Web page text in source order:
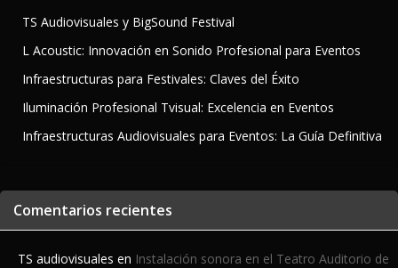
TS Audiovisuales y BigSound Festival
L Acoustic: Innovación en Sonido Profesional para Eventos
Infraestructuras para Festivales: Claves del Éxito
Iluminación Profesional Tvisual: Excelencia en Eventos
Infraestructuras Audiovisuales para Eventos: La Guía Definitiva
Comentarios recientes
TS audiovisuales en Instalación sonora en el Teatro Auditorio de